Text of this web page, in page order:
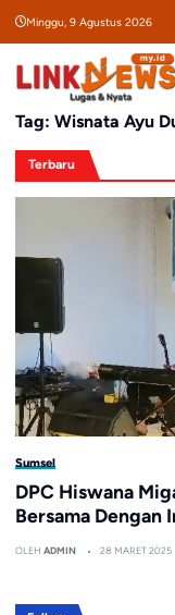
Minggu, 9 Agustus 2026
Tag: Wisnata Ayu
Terbaru
Sumsel
DPC Hiswana
Bersama Dengan
OLEH ADMIN 28 MARET 2025